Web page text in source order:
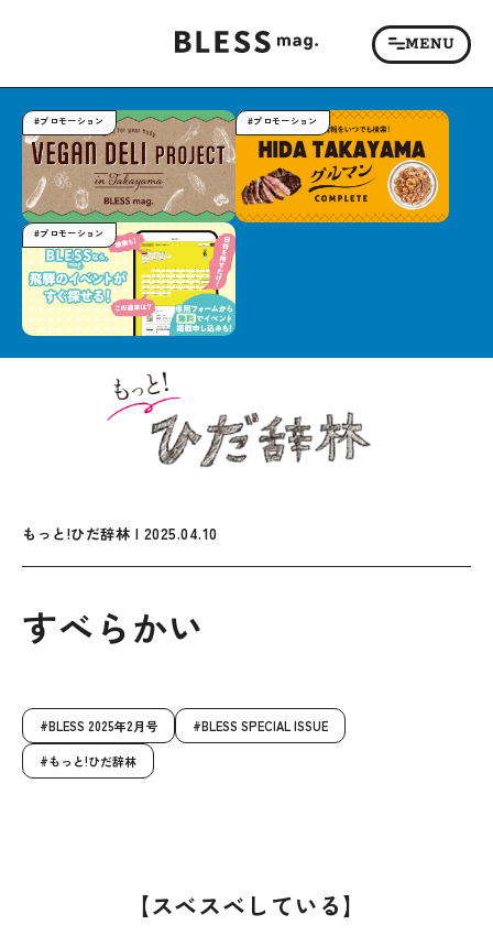
#プロモーション #プロモーション
#プロモーション
もっと!ひだ辞林 | 2025.04.10
すべらかい
BLESS 2025年2月号
BLESS SPECIAL ISSUE
もっと!ひだ辞林
【スベスベしている】